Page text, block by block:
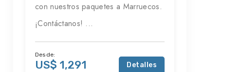
con nuestros paquetes a Marruecos.
¡Contáctanos! ...
Desde:
US$ 1,291 Detalles